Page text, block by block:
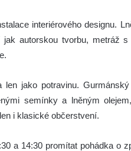
interiérového designu.
autorskou tvorbu, metráž
len jako potravinu.
semínky a lněným
i klasické občerstvení.
a 14:30 promítat pohádka o